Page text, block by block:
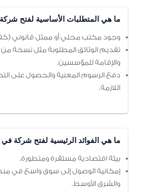
ما هي المتطلبات الأساسية لفتح
وجود مكتب محلي أو ممثل قانوني
تقديم الوثائق المطلوبة مثل نسخة من
والإقامة للمؤسسين.
دفع الرسوم المعنية والحصول على
اللازمة.
ما هي الفوائد الرئيسية لفتح شركة
بيئة اقتصادية مستقرة ومتطورة.
إمكانية الوصول إلى سوق واسع في
والشرق الأوسط.